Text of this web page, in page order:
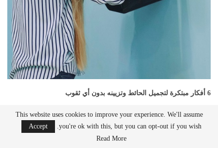
6 أفكار مبتكرة لتجميل الحائط وتزيينه بدون أي ثقوب
This website uses cookies to improve your experience. We'll assume
you're ok with this, but you can opt-out if you wish.
Accept
Read More